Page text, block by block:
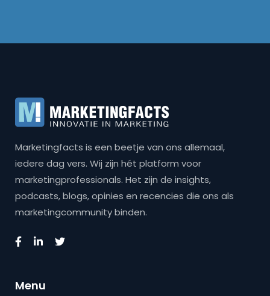
Marketingfacts is een beetje van ons allemaal,
iedere dag vers. Wij zijn hét platform voor
marketingprofessionals. Het zijn de insights,
podcasts, blogs, opinies en recencies die ons als
marketingcommunity binden.
Menu